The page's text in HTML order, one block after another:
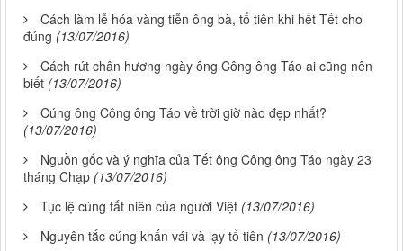
Cách làm lễ hóa vàng tiễn ông bà, tổ tiên khi hết Tết cho
đúng (13/07/2016)
Cách rút chân hương ngày ông Công ông Táo ai cũng nên
biết (13/07/2016)
Cúng ông Công ông Táo về trời giờ nào đẹp nhất?
(13/07/2016)
Nguồn gốc và ý nghĩa của Tết ông Công ông Táo ngày 23
tháng Chạp (13/07/2016)
Tục lệ cúng tất niên của người Việt (13/07/2016)
Nguyên tắc cúng khấn vái và lạy tổ tiên (13/07/2016)